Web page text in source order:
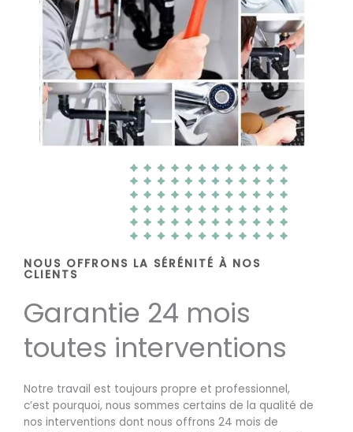
NOUS OFFRONS LA SÉRÉNITÉ À NOS
CLIENTS
Garantie 24 mois
toutes interventions
Notre travail est toujours propre et professionnel,
c’est pourquoi, nous sommes certains de la qualité de
nos interventions dont nous offrons 24 mois de